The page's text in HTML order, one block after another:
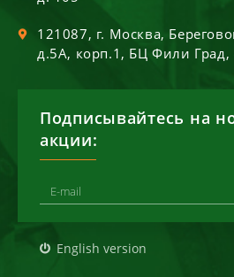
121087, г. Москва,
д.5А, корп.1, БЦ Фили Град,
Подписывайтесь на
акции:
English version